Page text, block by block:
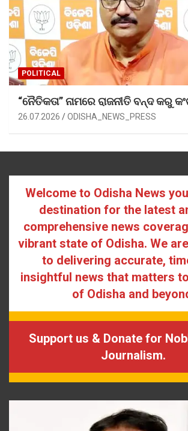
POLITICAL
“ନୈତିକତା” ନାମରେ ରାଜନୀତି ବନ୍ଦ କରୁ
26.07.2026 ODISHA_NEWS_PRESS
Welcome to Odisha News
destination for the latest
comprehensive news
vibrant state of Odisha. We
to delivering accurate,
insightful news that matters
of Odisha and
Support us & Donate for
Journalism.